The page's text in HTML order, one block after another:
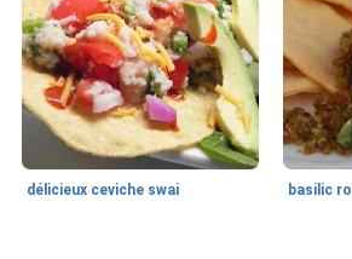
délicieux ceviche swai basilic